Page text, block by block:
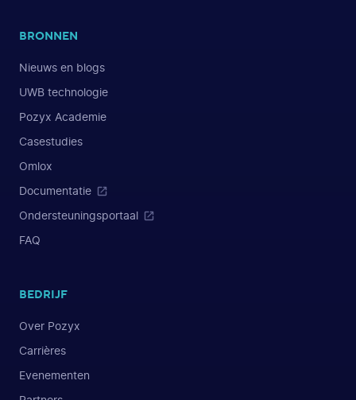
BRONNEN
Nieuws en blogs
UWB technologie
Pozyx Academie
Casestudies
Omlox
Documentatie
Ondersteuningsportaal
FAQ
BEDRIJF
Over Pozyx
Carrières
Evenementen